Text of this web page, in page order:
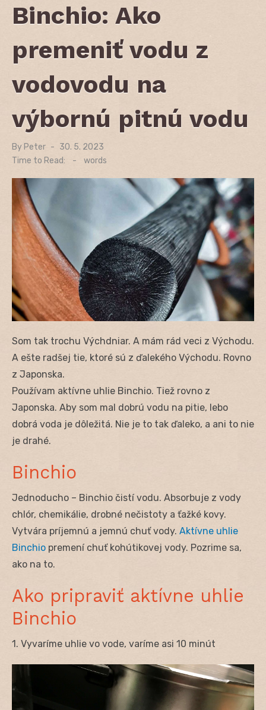
Binchio: Ako
premeniť vodu z
vodovodu na
výbornú pitnú vodu
By Peter
Posted
on
30. 5. 2023
Time to Read:
- words
Som tak trochu Výchdniar. A mám rád veci z Východu.
A ešte radšej tie, ktoré sú z ďalekého Východu. Rovno
z Japonska.
Používam aktívne uhlie Binchio. Tiež rovno z
Japonska. Aby som mal dobrú vodu na pitie, lebo
dobrá voda je dôležitá. Nie je to tak ďaleko, a ani to nie
je drahé.
Binchio
Jednoducho – Binchio čistí vodu. Absorbuje z vody
chlór, chemikálie, drobné nečistoty a ťažké kovy.
Vytvára príjemnú a jemnú chuť vody. Aktívne uhlie
Binchio premení chuť kohútikovej vody. Pozrime sa,
ako na to.
Ako pripraviť aktívne uhlie
Binchio
1. Vyvaríme uhlie vo vode, varíme asi 10 minút